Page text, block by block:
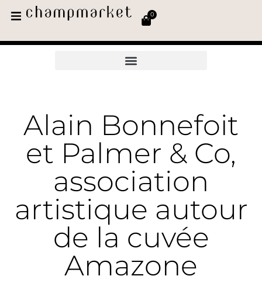
0
Alain Bonnefoit
et Palmer & Co,
association
artistique autour
de la cuvée
Amazone